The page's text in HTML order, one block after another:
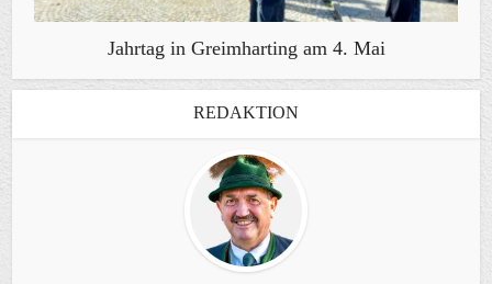
Jahrtag in Greimharting am 4. Mai
REDAKTION